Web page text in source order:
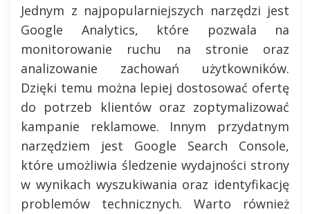
Jednym z najpopularniejszych narzędzi jest
Google Analytics, które pozwala na
monitorowanie ruchu na stronie oraz
analizowanie zachowań użytkowników.
Dzięki temu można lepiej dostosować ofertę
do potrzeb klientów oraz zoptymalizować
kampanie reklamowe. Innym przydatnym
narzędziem jest Google Search Console,
które umożliwia śledzenie wydajności strony
w wynikach wyszukiwania oraz identyfikację
problemów technicznych. Warto również